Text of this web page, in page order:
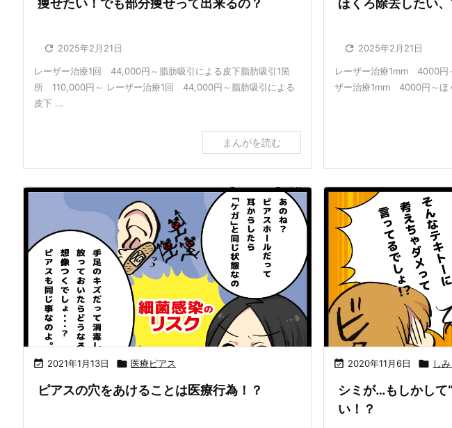
 2025年2月21日
レーザー治療1回 44,000円～脂肪吸引による皮下脂肪吸引1箇
所 110,000円～ レーザー治療1回 44,000円～脂肪吸引による
皮下 ...
まんがを読む
 2025年2月21日
レーザー治療1mm 4000
ザー治療1mm 4000円～
 2021年1月13日  医療ピアス
ピアスの穴をあけることは医療行為！？
 2020年11月6日  し
シミが…もしかして
い！？